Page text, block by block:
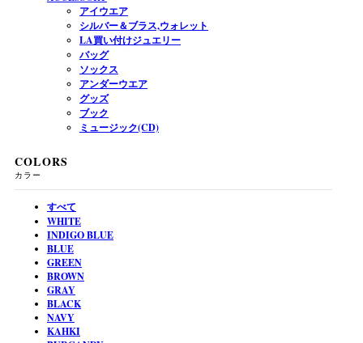
アイウエア
シルバー＆ブラス,ウォレット
LA買い付けジュエリー
バッグ
ソックス
アンダーウエア
グッズ
ブック
ミュージック(CD)
COLORS
カラー
すべて
WHITE
INDIGO BLUE
BLUE
GREEN
BROWN
GRAY
BLACK
NAVY
KAHKI